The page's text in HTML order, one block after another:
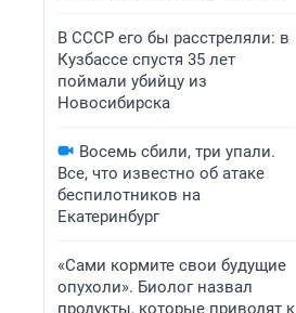
В СССР его бы расстреляли: в
Кузбассе спустя 35 лет
поймали убийцу из
Новосибирска
Восемь сбили, три упали.
Все, что известно об атаке
беспилотников на
Екатеринбург
«Сами кормите свои будущие
опухоли». Биолог назвал
продукты, которые приводят к